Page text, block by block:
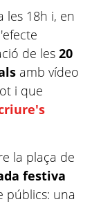
les 18h i, en
de les 20
amb vídeo
i que
la plaça de
festiva
públics: una